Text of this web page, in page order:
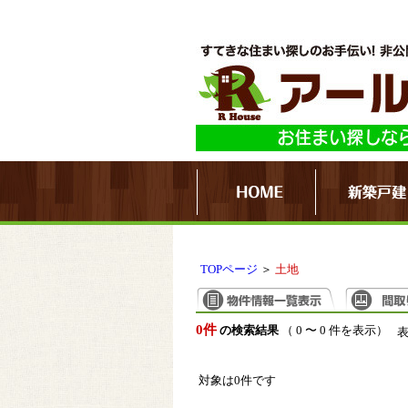
TOPページ ＞ 土地
0件 の検索結果（ 0 〜 0 件を表示）
対象は0件です